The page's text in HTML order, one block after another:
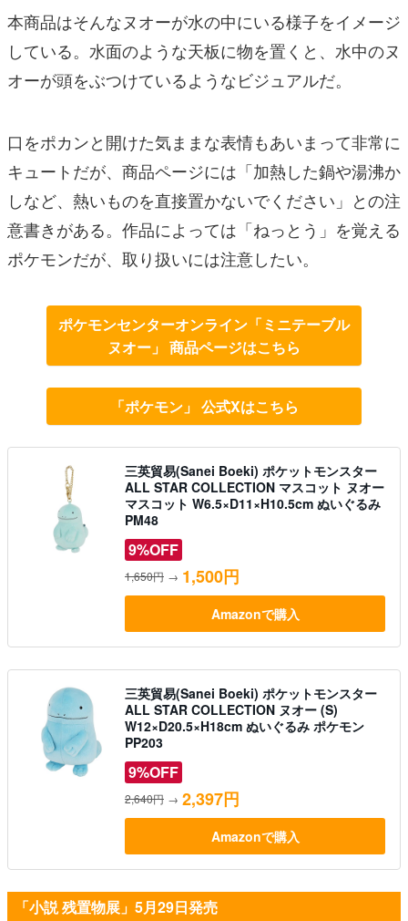
本商品はそんなヌオーが水の中にいる様子をイメージ
している。水面のような天板に物を置くと、水中のヌ
オーが頭をぶつけているようなビジュアルだ。
口をポカンと開けた気ままな表情もあいまって非常に
キュートだが、商品ページには「加熱した鍋や湯沸か
しなど、熱いものを直接置かないでください」との注
意書きがある。作品によっては「ねっとう」を覚える
ポケモンだが、取り扱いには注意したい。
ポケモンセンターオンライン「ミニテーブル
ヌオー」 商品ページはこちら
「ポケモン」 公式Xはこちら
三英貿易(Sanei Boeki) ポケットモンスター
ALL STAR COLLECTION マスコット ヌオー
マスコット W6.5×D11×H10.5cm ぬいぐるみ
PM48
9%OFF
1,650円 → 1,500円
Amazonで購入
三英貿易(Sanei Boeki) ポケットモンスター
ALL STAR COLLECTION ヌオー (S)
W12×D20.5×H18cm ぬいぐるみ ポケモン
PP203
9%OFF
2,640円 → 2,397円
Amazonで購入
「小説 残置物展」5月29日発売